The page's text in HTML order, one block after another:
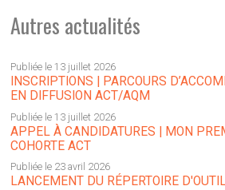
Autres actualités
Publiée le 13 juillet 2026
INSCRIPTIONS | PARCOURS
EN DIFFUSION ACT/AQM
Publiée le 13 juillet 2026
APPEL À CANDIDATURES | MON
COHORTE ACT
Publiée le 23 avril 2026
LANCEMENT DU RÉPERTOIRE